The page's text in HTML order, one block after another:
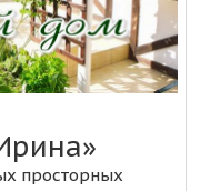
просторных